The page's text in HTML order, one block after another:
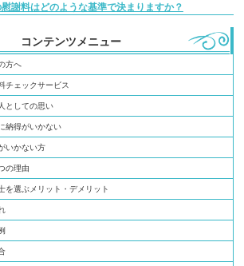
謝料はどのような基準で決まりますか？
コンテンツメニュー
方へ
チェックサービス
としての思い
納得がいかない
いかない方
の理由
を選ぶメリット・デメリット